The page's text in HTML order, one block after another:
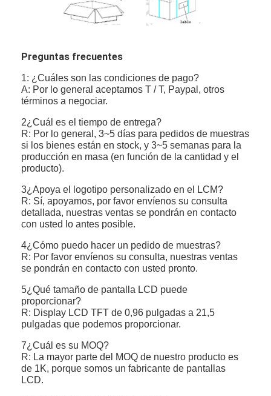
Preguntas frecuentes
1: ¿Cuáles son las condiciones de pago?
A: Por lo general aceptamos T / T, Paypal, otros
términos a negociar.
2¿Cuál es el tiempo de entrega?
R: Por lo general, 3~5 días para pedidos de muestras
si los bienes están en stock, y 3~5 semanas para la
producción en masa (en función de la cantidad y el
producto).
3¿Apoya el logotipo personalizado en el LCM?
R: Sí, apoyamos, por favor envíenos su consulta
detallada, nuestras ventas se pondrán en contacto
con usted lo antes posible.
4¿Cómo puedo hacer un pedido de muestras?
R: Por favor envíenos su consulta, nuestras ventas
se pondrán en contacto con usted pronto.
5¿Qué tamaño de pantalla LCD puede
proporcionar?
R: Display LCD TFT de 0,96 pulgadas a 21,5
pulgadas que podemos proporcionar.
7¿Cuál es su MOQ?
R: La mayor parte del MOQ de nuestro producto es
de 1K, porque somos un fabricante de pantallas
LCD.